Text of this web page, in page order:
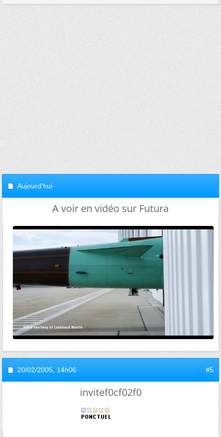
Aujourd'hui
A voir en vidéo sur Futura
20/02/2005, 14h06 #5
invitef0cf02f0